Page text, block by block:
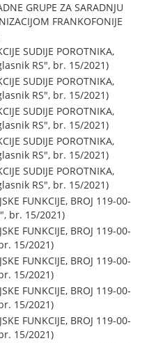
GRUPE ZA SARADNJU
FRANKOFONIJE
SUDIJE POROTNIKA,
RS", br. 15/2021)
SUDIJE POROTNIKA,
RS", br. 15/2021)
SUDIJE POROTNIKA,
RS", br. 15/2021)
SUDIJE POROTNIKA,
RS", br. 15/2021)
SUDIJE POROTNIKA,
RS", br. 15/2021)
FUNKCIJE, BROJ 119-00-
br. 15/2021)
FUNKCIJE, BROJ 119-00-
15/2021)
FUNKCIJE, BROJ 119-00-
15/2021)
FUNKCIJE, BROJ 119-00-
15/2021)
FUNKCIJE, BROJ 119-00-
15/2021)